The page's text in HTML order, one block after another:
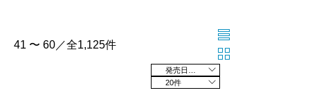
41 〜 60／全1,125件
20件